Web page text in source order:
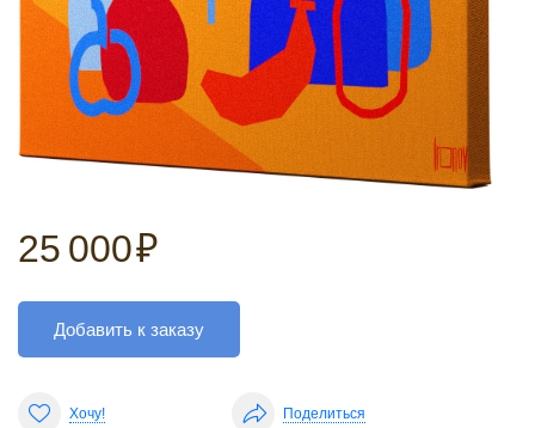
25 000₽
Добавить к заказу
Хочу! Поделиться